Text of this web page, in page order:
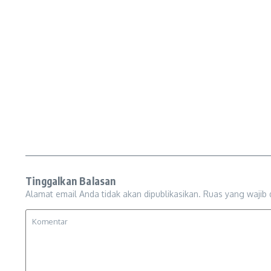
Tinggalkan Balasan
Alamat email Anda tidak akan dipublikasikan. Ruas yang wajib